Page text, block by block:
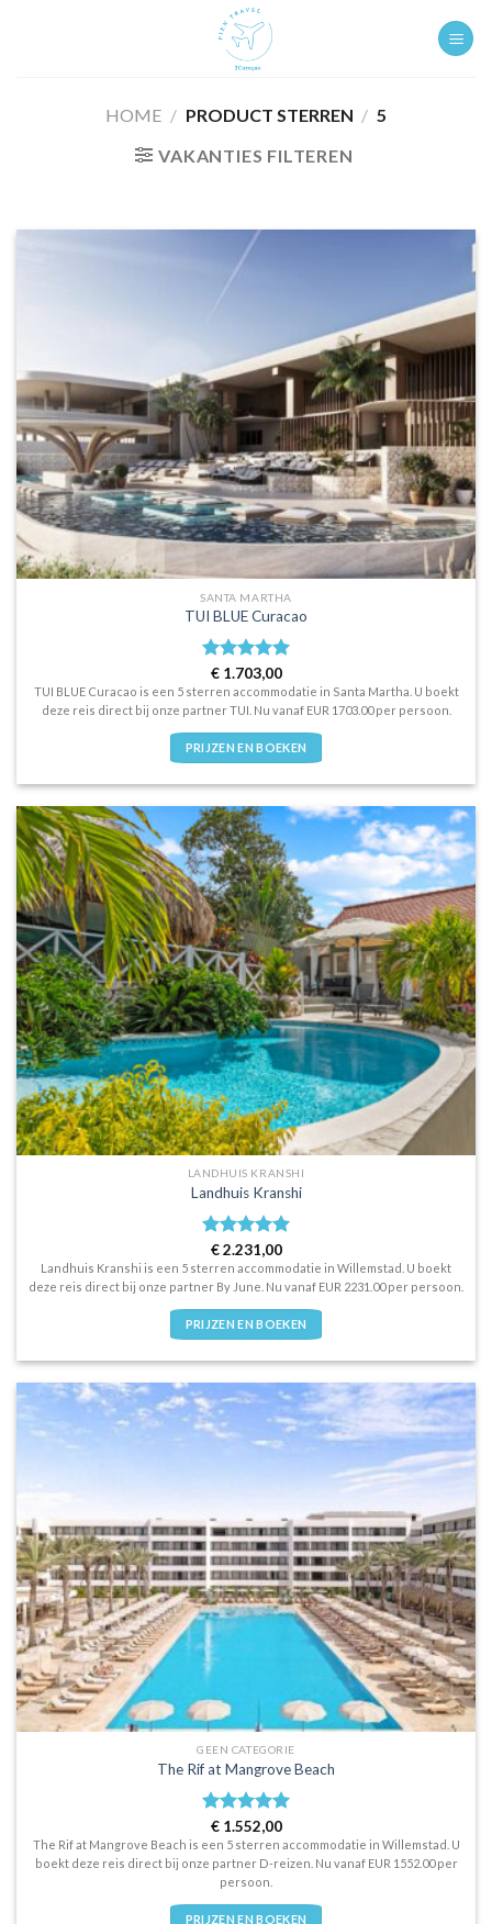
HOME / PRODUCT STERREN / 5
VAKANTIES FILTEREN
SANTA MARTHA
TUI BLUE Curacao
Waardering
5uit 5
€1.703,00
TUI BLUE Curacao is een 5 sterren accommodatie in Santa Martha. U boekt
deze reis direct bij onze partner TUI. Nu vanaf EUR 1703.00 per persoon.
PRIJZEN EN BOEKEN
LANDHUIS KRANSHI
Landhuis Kranshi
Waardering
5uit 5
€2.231,00
Landhuis Kranshi is een 5 sterren accommodatie in Willemstad. U boekt
deze reis direct bij onze partner By June. Nu vanaf EUR 2231.00 per persoon.
PRIJZEN EN BOEKEN
GEEN CATEGORIE
The Rif at Mangrove Beach
Waardering
5uit 5
€1.552,00
The Rif at Mangrove Beach is een 5 sterren accommodatie in Willemstad. U
boekt deze reis direct bij onze partner D-reizen. Nu vanaf EUR 1552.00 per
persoon.
PRIJZEN EN BOEKEN